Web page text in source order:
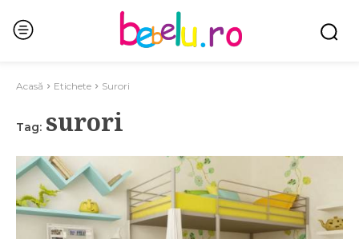
Acasă Etichete Surori
Tag: surori